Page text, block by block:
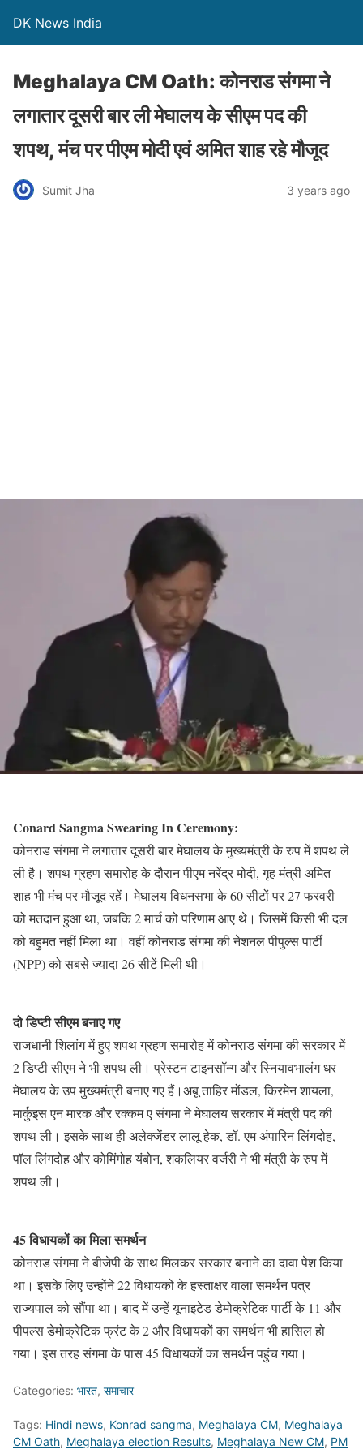
DK News India
Meghalaya CM Oath: कोनराड संगमा ने
लगातार दूसरी बार ली मेघालय के सीएम पद की
शपथ, मंच पर पीएम मोदी एवं अमित शाह रहे मौजूद
Sumit Jha 3 years ago
Conard Sangma Swearing In Ceremony:
कोनराड संगमा ने लगातार दूसरी बार मेघालय के मुख्यमंत्री के रुप में शपथ ले
ली है। शपथ ग्रहण समारोह के दौरान पीएम नरेंद्र मोदी, गृह मंत्री अमित
शाह भी मंच पर मौजूद रहें। मेघालय विधनसभा के 60 सीटों पर 27 फरवरी
को मतदान हुआ था, जबकि 2 मार्च को परिणाम आए थे। जिसमें किसी भी दल
को बहुमत नहीं मिला था। वहीं कोनराड संगमा की नेशनल पीपुल्स पार्टी
(NPP) को सबसे ज्यादा 26 सीटें मिली थी।
दो डिप्टी सीएम बनाए गए
राजधानी शिलांग में हुए शपथ ग्रहण समारोह में कोनराड संगमा की सरकार में
2 डिप्टी सीएम ने भी शपथ ली। प्रेस्टन टाइनसॉन्ग और स्नियावभालंग धर
मेघालय के उप मुख्यमंत्री बनाए गए हैं।अबू ताहिर मोंडल, किरमेन शायला,
मार्कुइस एन मारक और रक्कम ए संगमा ने मेघालय सरकार में मंत्री पद की
शपथ ली। इसके साथ ही अलेक्जेंडर लालू हेक, डॉ. एम अंपारिन लिंगदोह,
पॉल लिंगदोह और कोमिंगोह यंबोन, शकलियर वर्जरी ने भी मंत्री के रुप में
शपथ ली।
45 विधायकों का मिला समर्थन
कोनराड संगमा ने बीजेपी के साथ मिलकर सरकार बनाने का दावा पेश किया
था। इसके लिए उन्होंने 22 विधायकों के हस्ताक्षर वाला समर्थन पत्र
राज्यपाल को सौंपा था। बाद में उन्हें यूनाइटेड डेमोक्रेटिक पार्टी के 11 और
पीपल्स डेमोक्रेटिक फ्रंट के 2 और विधायकों का समर्थन भी हासिल हो
गया। इस तरह संगमा के पास 45 विधायकों का समर्थन पहुंच गया।
Categories: भारत, समाचार
Tags: Hindi news, Konrad sangma, Meghalaya CM, Meghalaya
CM Oath, Meghalaya election Results, Meghalaya New CM, PM